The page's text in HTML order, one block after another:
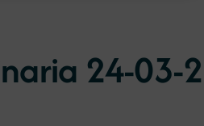
24-03-